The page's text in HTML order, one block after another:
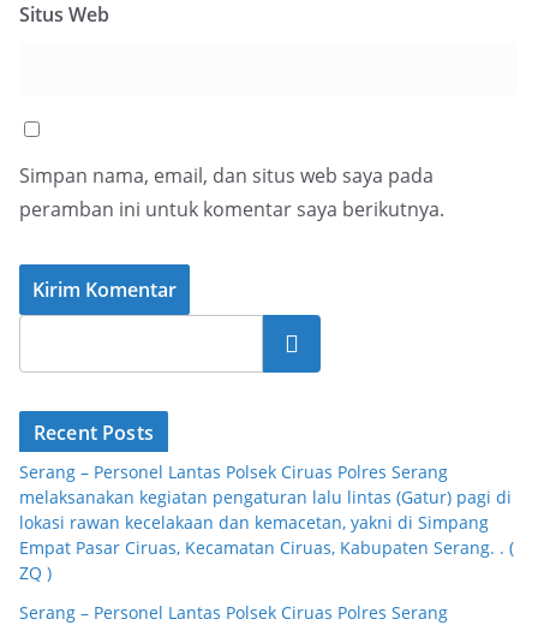
Situs Web
Simpan nama, email, dan situs web saya pada
peramban ini untuk komentar saya berikutnya.
Cari
Recent Posts
Serang – Personel Lantas Polsek Ciruas Polres Serang
melaksanakan kegiatan pengaturan lalu lintas (Gatur) pagi di
lokasi rawan kecelakaan dan kemacetan, yakni di Simpang
Empat Pasar Ciruas, Kecamatan Ciruas, Kabupaten Serang. . (
ZQ )
Serang – Personel Lantas Polsek Ciruas Polres Serang